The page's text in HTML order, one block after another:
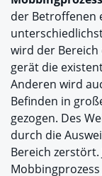
der Betroffenen
wird der
gerät die
Anderen wird
Befinden in
gezogen. Des
durch die
Bereich